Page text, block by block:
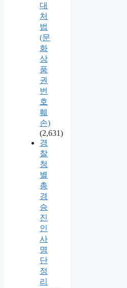
대
처
법
(문
화
상
품
권
번
호
훼
손)
(2,631)
경
찰
청
별
총
경
승
진
인
사
명
단
정
리